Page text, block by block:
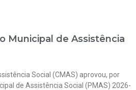
Municipal de Assistência
Social (CMAS) aprovou, por
de Assistência Social (PMAS) 2026-